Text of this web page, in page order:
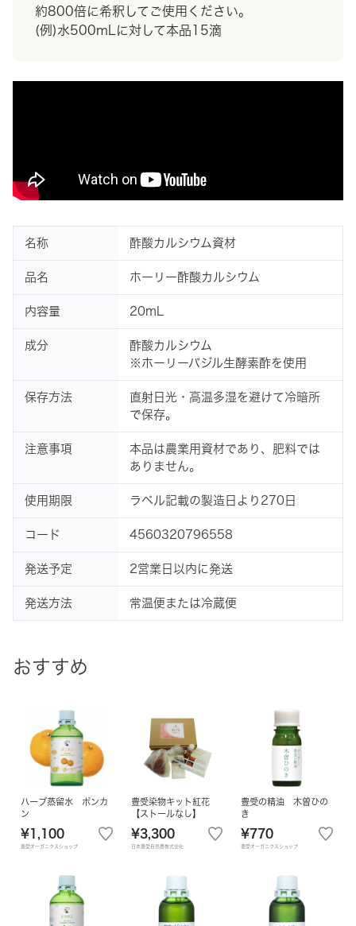
おすすめ
ハーブ蒸留水 ポンカ
ン
¥1,100
豊受オーガニクスショップ
豊受染物キット紅花
【ストールなし】
¥3,300
日本豊受自然農株式会社
豊受の精油 木曽ひの
き
¥770
豊受オーガニクスショップ
約800倍に希釈してご使用ください。
(例)水500mLに対して本品15滴
名称 酢酸カルシウム資材
品名 ホーリー酢酸カルシウム
内容量 20mL
成分
酢酸カルシウム
※ホーリーバジル生酵素酢を使用
保存方法
直射日光・高温多湿を避けて冷暗所
で保存。
注意事項
本品は農業用資材であり、肥料では
ありません。
使用期限 ラベル記載の製造日より270日
コード 4560320796558
発送予定 2営業日以内に発送
発送方法 常温便または冷蔵便